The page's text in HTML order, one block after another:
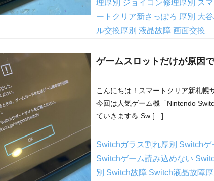
理厚別 ジョイコン修理厚別 ス
ートクリア新さっぽろ 厚別 大
ル交換厚別 液晶故障 画面交換
ゲームスロットだけが原因
こんにちは！スマートクリア新札幌
今回は人気ゲーム機「Nintendo
ていきます💪 Sw […]
Switchガラス割れ厚別 Switchゲ
Switchゲーム読み込めない
別 Switch故障 Switch液晶故障厚